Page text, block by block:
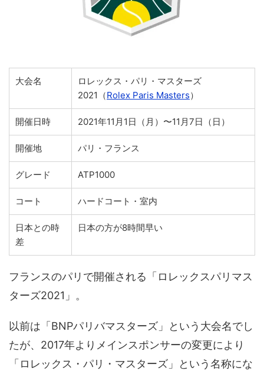
大会名
ロレックス・パリ・マスターズ
2021（Rolex Paris Masters）
開催日時 2021年11月1日（月）〜11月7日（日）
開催地 パリ・フランス
グレード ATP1000
コート ハードコート・室内
日本との時
差
日本の方が8時間早い
フランスのパリで開催される「ロレックスパリマス
ターズ2021」。
以前は「BNPパリバマスターズ」という大会名でし
たが、2017年よりメインスポンサーの変更により
「ロレックス・パリ・マスターズ」という名称にな